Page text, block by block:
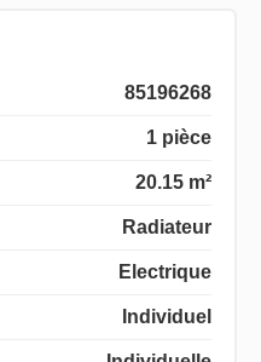
85196268
1 pièce
20.15 m²
Radiateur
Electrique
Individuel